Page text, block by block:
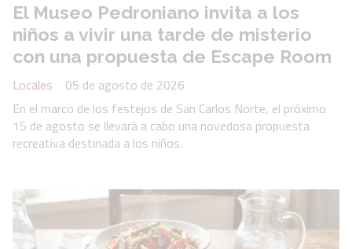
El Museo Pedroniano invita a los
niños a vivir una tarde de misterio
con una propuesta de Escape Room
Locales
05 de agosto de 2026
En el marco de los festejos de San Carlos Norte, el próximo
15 de agosto se llevará a cabo una novedosa propuesta
recreativa destinada a los niños.